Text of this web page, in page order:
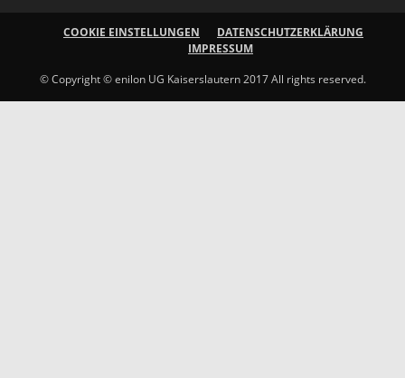
COOKIE EINSTELLUNGEN
DATENSCHUTZERKLÄRUNG
IMPRESSUM
© Copyright © enilon UG Kaiserslautern 2017 All rights reserved.